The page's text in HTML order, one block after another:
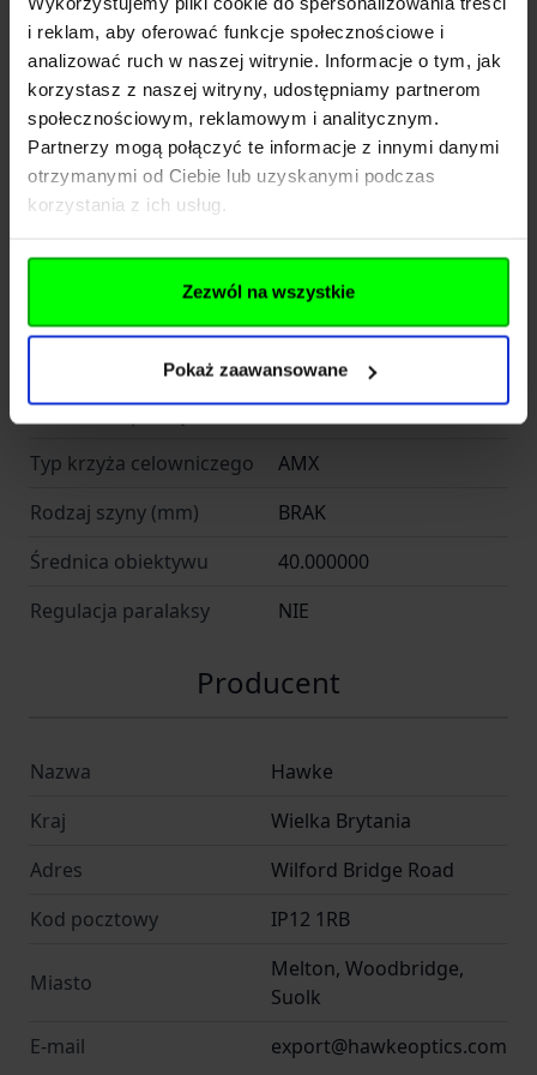
i reklam, aby oferować funkcje społecznościowe i
analizować ruch w naszej witrynie. Informacje o tym, jak
korzystasz z naszej witryny, udostępniamy partnerom
społecznościowym, reklamowym i analitycznym.
Partnerzy mogą połączyć te informacje z innymi danymi
otrzymanymi od Ciebie lub uzyskanymi podczas
korzystania z ich usług.
Zezwól na wszystkie
Pokaż zaawansowane
Odległość od oka [mm]
102
Kod SKU
KOL.354-116
EAN
5054492132003
Producent
HAWKE OPTICS
powiększenie
od 12x do 20x
Średnica tubusu
30.000000
Minimalne powiększenie
Od 2,5x do 5x
Typ krzyża celowniczego
AMX
Rodzaj szyny (mm)
BRAK
Średnica obiektywu
40.000000
Regulacja paralaksy
NIE
Producent
Nazwa
Hawke
Kraj
Wielka Brytania
Adres
Wilford Bridge Road
Kod pocztowy
IP12 1RB
Miasto
Melton, Woodbridge,
Suolk
E-mail
export@hawkeoptics.com